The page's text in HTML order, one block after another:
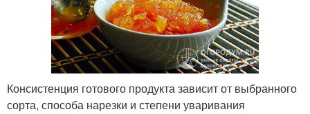
Консистенция готового продукта зависит от выбранного
сорта, способа нарезки и степени уваривания